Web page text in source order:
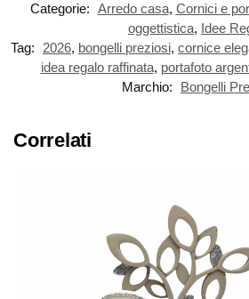
Categorie: Arredo casa, Cornici e
oggettistica, Idee
Tag:
2026, bongelli preziosi, cornice
idea regalo raffinata, portafoto
Marchio:
Bongelli
Correlati